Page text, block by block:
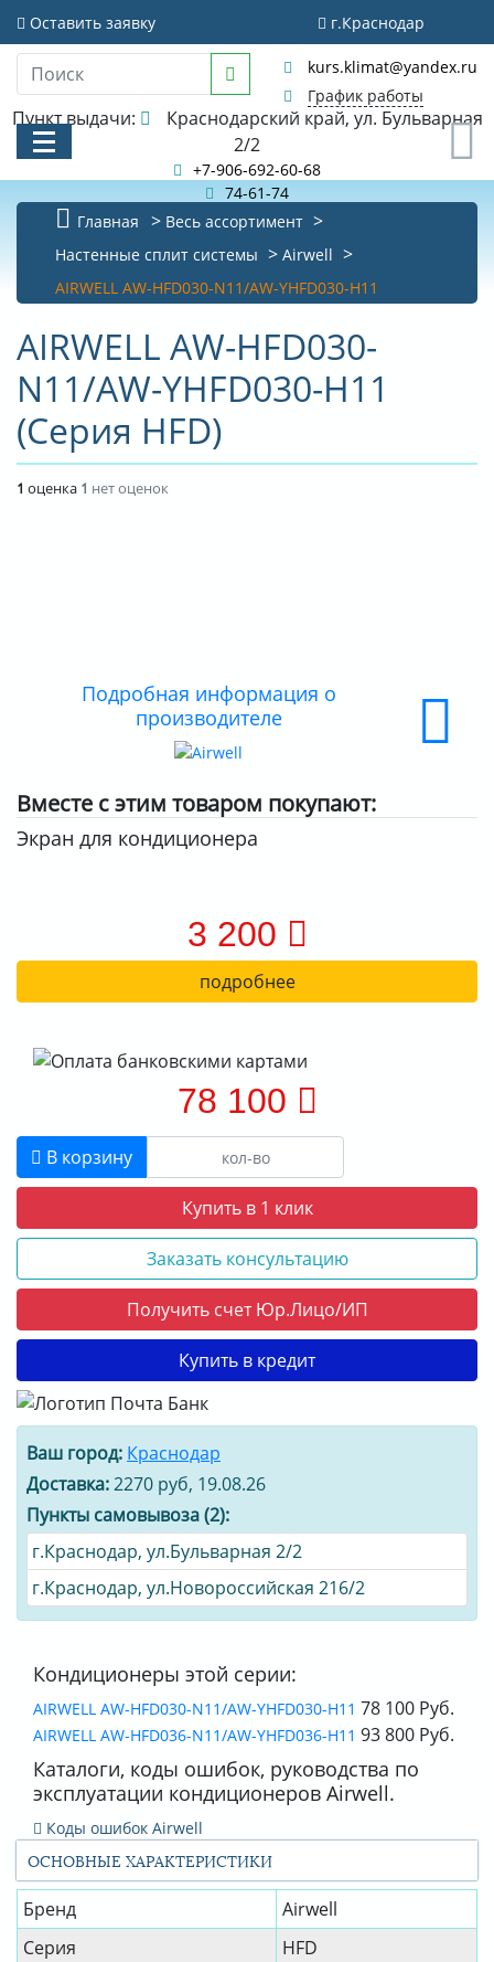
Оставить заявку г.Краснодар
kurs.klimat@yandex.ru
График работы
Пункт выдачи:
2/2
+7-906-692-60-68
74-61-74
КАТАЛОГ
АКЦИИ И РАСПРОДАЖИ
БИБЛИОТЕКА
НОВОСТИ
КОНТАКТЫ
О КОМПАНИИ
Главная
Весь ассортимент
Настенные сплит системы
Airwell
AIRWELL AW-HFD030-N11/AW-YHFD030-H11
AIRWELL AW-HFD030-
N11/AW-YHFD030-H11
(Серия HFD)
1 оценка 1 нет оценок
Подробная информация о
производителе
Вместе с этим товаром покупают:
Экран для кондиционера
3 200
подробнее
ОСНОВНЫЕ ХАРАКТЕРИСТИКИ
Бренд
Airwell
Серия
HFD
78 100
В корзину
Купить в 1 клик
Заказать консультацию
Получить счет Юр.Лицо/ИП
Купить в кредит
Ваш город: Краснодар
Доставка:2270 руб, 19.08.26
Пункты самовывоза (2):
г.Краснодар, ул.Бульварная 2/2
г.Краснодар, ул.Новороссийская 216/2
Кондиционеры этой серии:
AIRWELL AW-HFD030-N11/AW-YHFD030-H11 78 100 Руб.
AIRWELL AW-HFD036-N11/AW-YHFD036-H11 93 800 Руб.
Каталоги, коды ошибок, руководства по
эксплуатации кондиционеров Airwell.
Коды ошибок Airwell